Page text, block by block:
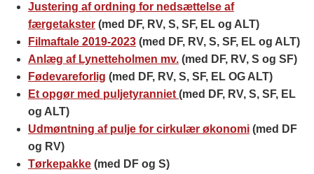
Justering af ordning for nedsættelse af
færgetakster (med DF, RV, S, SF, EL og ALT)
Filmaftale 2019-2023 (med DF, RV, S, SF, EL og ALT)
Anlæg af Lynetteholmen mv. (med DF, RV, S og SF)
Fødevareforlig (med DF, RV, S, SF, EL OG ALT)
Et opgør med puljetyranniet (med DF, RV, S, SF, EL
og ALT)
Udmøntning af pulje for cirkulær økonomi (med DF
og RV)
Tørkepakke (med DF og S)